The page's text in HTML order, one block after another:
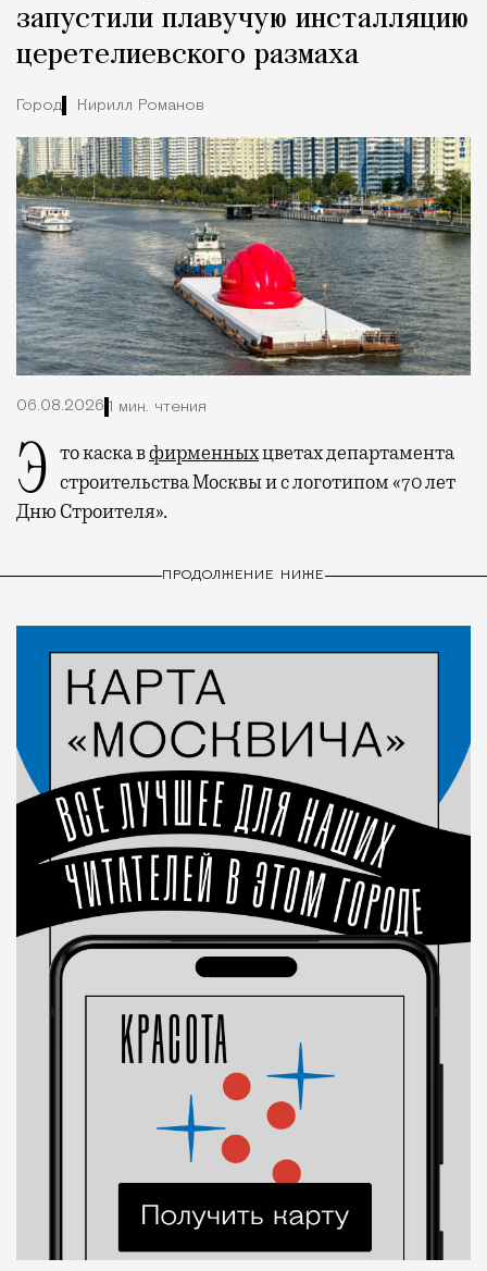
запустили плавучую инсталляцию
церетелиевского размаха
Город Кирилл Романов
06.08.2026 1 мин. чтения
Это каска вфирменныхцветах департамента
строительства Москвы и с логотипом «70 лет
Дню Строителя».
ПРОДОЛЖЕНИЕ НИЖЕ